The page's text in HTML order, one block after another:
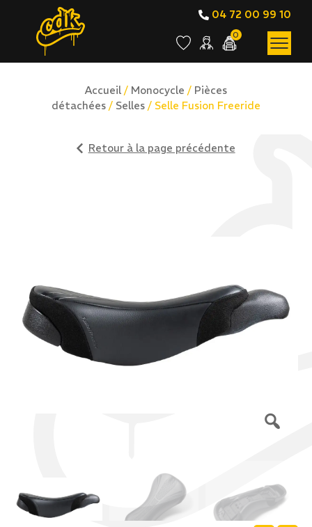
04 72 00 99 10
0
Accueil / Monocycle / Pièces
détachées / Selles / Selle Fusion Freeride
Retour à la page précédente